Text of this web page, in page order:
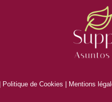
Politique de Cookies Mentions